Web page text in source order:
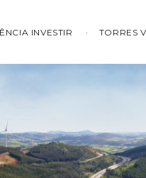
INVESTIR TORRES